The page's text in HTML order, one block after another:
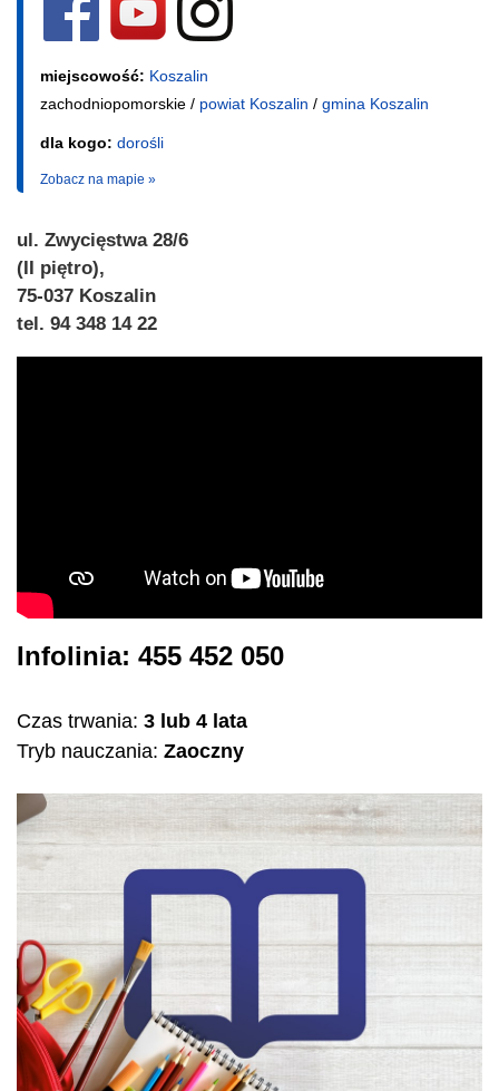
miejscowość: Koszalin
zachodniopomorskie / powiat Koszalin / gmina Koszalin
dla kogo: dorośli
Zobacz na mapie »
ul. Zwycięstwa 28/6
(II piętro),
75-037 Koszalin
tel. 94 348 14 22
Infolinia: 455 452 050
Czas trwania: 3 lub 4 lata
Tryb nauczania: Zaoczny